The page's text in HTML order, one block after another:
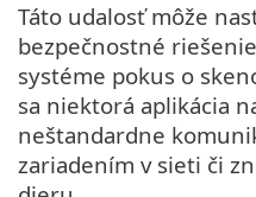
Táto udalosť môže
bezpečnostné
systéme pokus o
sa niektorá aplikácia
neštandardne
zariadením v sieti či